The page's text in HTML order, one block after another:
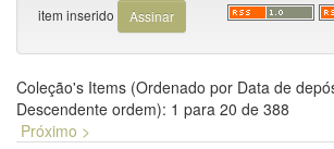
item inserido
Coleção's Items (Ordenado por Data de
Descendente ordem): 1 para 20 de 388
Próximo >